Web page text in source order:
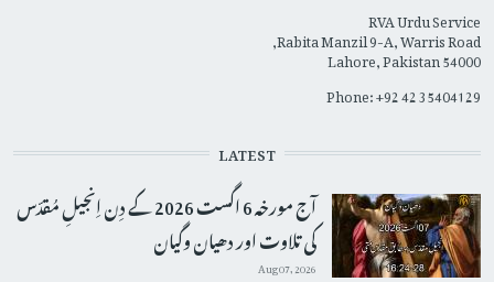
RVA Urdu Service
Rabita Manzil 9-A, Warris Road,
Lahore, Pakistan 54000
Phone: +92 42 35404129
LATEST
آج مورخہ 6 اگست 2026 کے دِن اِنجیلِ مُقدّس
کی تلاوت اور دھیان وگیان
Aug 07, 2026